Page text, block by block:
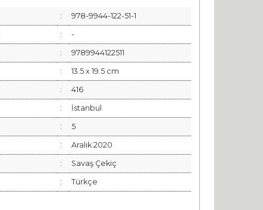
: 978-9944-122-51-1
: -
: 9789944122511
: 13.5 x 19.5 cm
: 416
: İstanbul
: 5
: Aralık 2020
: Savaş Çekiç
: Türkçe